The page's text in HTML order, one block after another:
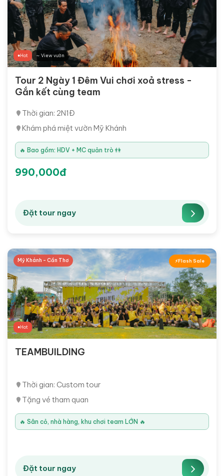
Hot ∼ View vườn
Tour 2 Ngày 1 Đêm Vui chơi xoả stress -
Gắn kết cùng team
Thời gian: 2N1Đ
Khám phá miệt vườn Mỹ Khánh
🔥 Bao gồm: HDV + MC quản trò 👫
990,000đ
Đặt tour ngay
Flash Sale
Mỹ Khánh - Cần Thơ
Hot
TEAMBUILDING
Thời gian: Custom tour
Tặng vé tham quan
🔥 Sân cỏ, nhà hàng, khu chơi team LỚN 🔥
Đặt tour ngay